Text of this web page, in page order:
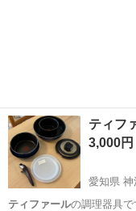
ティフ
3,000円
愛知県 神
ティファール